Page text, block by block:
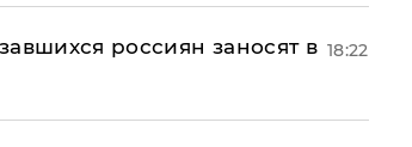
россиян заносят в 18:22